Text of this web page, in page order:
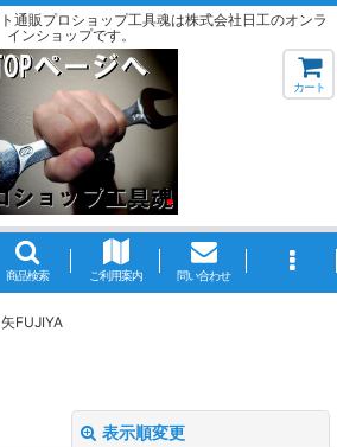
通販プロショップ工具魂は株式会社日工のオンラ
インショップです。
カート
商品検索 ご利用案内 問い合わせ
FUJIYA
表示順変更